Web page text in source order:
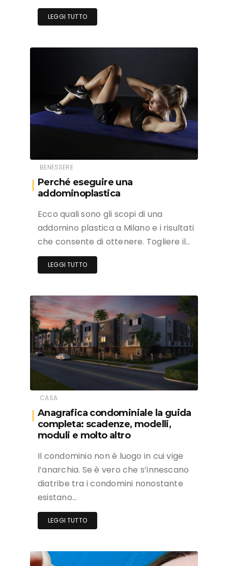
LEGGI TUTTO
BENESSERE
Perché eseguire una
addominoplastica
Ecco quali sono gli scopi di una
addomino plastica a Milano e i risultati
che consente di ottenere. Togliere il…
LEGGI TUTTO
CASA
Anagrafica condominiale la guida
completa: scadenze, modelli,
moduli e molto altro
Il condominio non è luogo in cui vige
l’anarchia. Se è vero che s’innescano
diatribe tra i condomini nonostante
esistano…
LEGGI TUTTO